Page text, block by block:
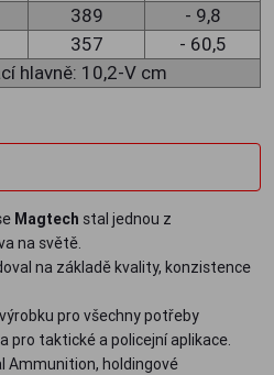
389
- 9,8
357
- 60,5
hlavně: 10,2-V cm
Magtech stal jednou z
na světě.
na základě kvality, konzistence
pro všechny potřeby
pro taktické a policejní aplikace.
Ammunition, holdingové